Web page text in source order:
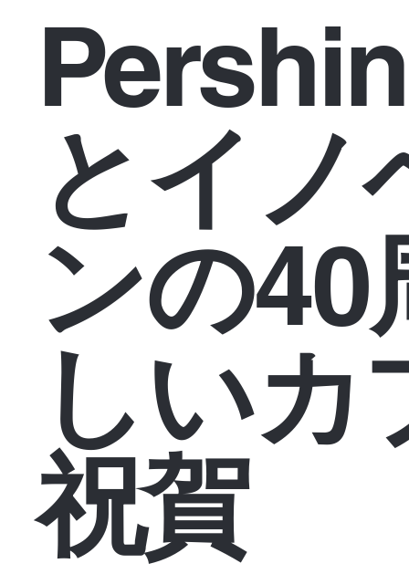
とイノ
ンの40
しいカ
祝賀